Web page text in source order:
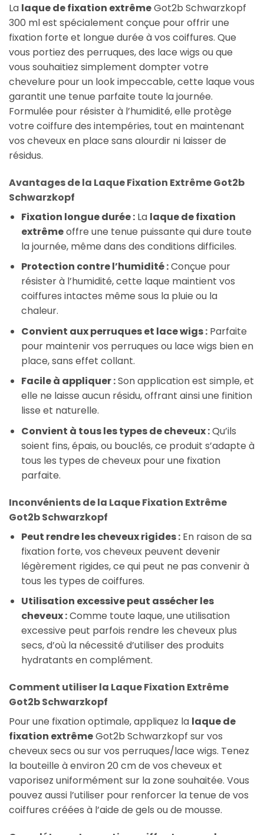
La laque de fixation extrêmeGot2b Schwarzkopf
300 ml est spécialement conçue pour offrir une
fixation forte et longue durée à vos coiffures. Que
vous portiez des perruques, des lace wigs ou que
vous souhaitiez simplement dompter votre
chevelure pour un look impeccable, cette laque vous
garantit une tenue parfaite toute la journée.
Formulée pour résister à l’humidité, elle protège
votre coiffure des intempéries, tout en maintenant
vos cheveux en place sans alourdir ni laisser de
résidus.
Avantages de la Laque Fixation Extrême Got2b
Schwarzkopf
Fixation longue durée :La laque de fixation
extrêmeoffre une tenue puissante qui dure toute
la journée, même dans des conditions difficiles.
Protection contre l’humidité :Conçue pour
résister à l’humidité, cette laque maintient vos
coiffures intactes même sous la pluie ou la
chaleur.
Convient aux perruques et lace wigs :Parfaite
pour maintenir vos perruques ou lace wigs bien en
place, sans effet collant.
Facile à appliquer :Son application est simple, et
elle ne laisse aucun résidu, offrant ainsi une finition
lisse et naturelle.
Convient à tous les types de cheveux :Qu’ils
soient fins, épais, ou bouclés, ce produit s’adapte à
tous les types de cheveux pour une fixation
parfaite.
Inconvénients de la Laque Fixation Extrême
Got2b Schwarzkopf
Peut rendre les cheveux rigides :En raison de sa
fixation forte, vos cheveux peuvent devenir
légèrement rigides, ce qui peut ne pas convenir à
tous les types de coiffures.
Utilisation excessive peut assécher les
cheveux :Comme toute laque, une utilisation
excessive peut parfois rendre les cheveux plus
secs, d’où la nécessité d’utiliser des produits
hydratants en complément.
Comment utiliser la Laque Fixation Extrême
Got2b Schwarzkopf
Pour une fixation optimale, appliquez la laque de
fixation extrêmeGot2b Schwarzkopf sur vos
cheveux secs ou sur vos perruques/lace wigs. Tenez
la bouteille à environ 20 cm de vos cheveux et
vaporisez uniformément sur la zone souhaitée. Vous
pouvez aussi l’utiliser pour renforcer la tenue de vos
coiffures créées à l’aide de gels ou de mousse.